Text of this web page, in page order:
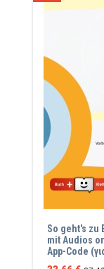
So geht's zu
mit Audios
App-Code